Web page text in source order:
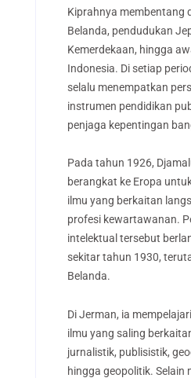
Kiprahnya membentang
Belanda, pendudukan
Kemerdekaan, hingga
Indonesia. Di setiap
selalu menempatkan
instrumen pendidikan
penjaga kepentingan
Pada tahun 1926,
berangkat ke Eropa
ilmu yang berkaitan
profesi kewartawanan.
intelektual tersebut
sekitar tahun 1930,
Belanda.
Di Jerman, ia
ilmu yang saling
jurnalistik, publisistik,
hingga geopolitik. Selain